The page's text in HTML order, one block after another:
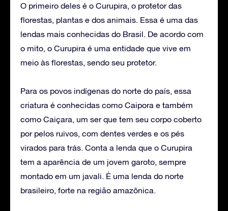
O primeiro deles é o Curupira, o protetor das
florestas, plantas e dos animais. Essa é uma das
lendas mais conhecidas do Brasil. De acordo com
o mito, o Curupira é uma entidade que vive em
meio às florestas, sendo seu protetor.
Para os povos indígenas do norte do país, essa
criatura é conhecidas como Caipora e também
como Caiçara, um ser que tem seu corpo coberto
por pelos ruivos, com dentes verdes e os pés
virados para trás. Conta a lenda que o Curupira
tem a aparência de um jovem garoto, sempre
montado em um javali. É uma lenda do norte
brasileiro, forte na região amazônica.